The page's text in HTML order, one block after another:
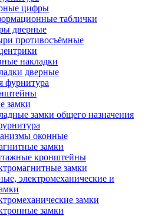
цифры
таблички
дверные
противосъёмные
накладки
дверные
фурнитура
замки
замки общего назначения
оконные
замки
кронштейны
замки
электромеханические и
замки
замки